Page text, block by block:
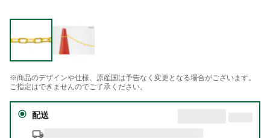
※商品のデザインや仕様、原産国は予告なく変更となる場合がございます。
ご指定はできませんのでご了承ください。
配送